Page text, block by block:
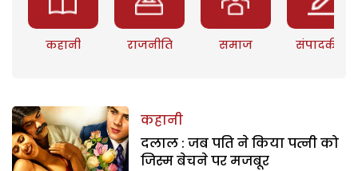
कहानी राजनीति समाज संपादकीय
कहानी
दलाल : जब पति ने किया पत्नी को
जिस्म बेचने पर मजबूर